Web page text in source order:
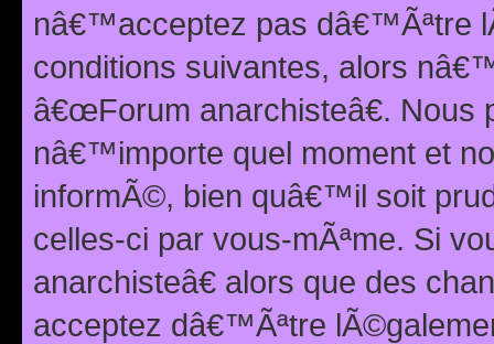
nâ€™acceptez pas dâ€™Ãªtre
conditions suivantes, alors
â€œForum anarchisteâ€.
nâ€™importe quel moment et
informÃ©, bien quâ€™il soit
celles-ci par vous-mÃªme. Si
anarchisteâ€ alors que des
acceptez dâ€™Ãªtre